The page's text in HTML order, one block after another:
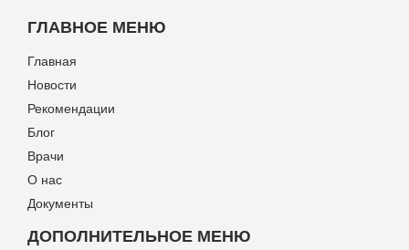
ГЛАВНОЕ МЕНЮ
Главная
Новости
Рекомендации
Блог
Врачи
О нас
Документы
ДОПОЛНИТЕЛЬНОЕ МЕНЮ